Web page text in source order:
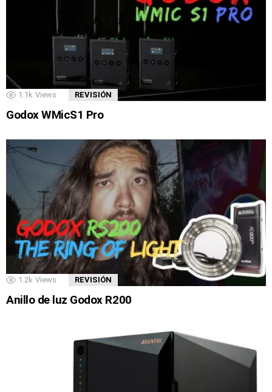
1.1k Views REVISIÓN
Godox WMicS1 Pro
1.2k Views REVISIÓN
Anillo de luz Godox R200